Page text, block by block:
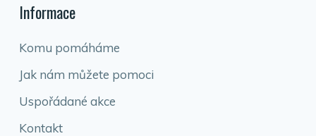
Informace
Komu pomáháme
Jak nám můžete pomoci
Uspořádané akce
Kontakt